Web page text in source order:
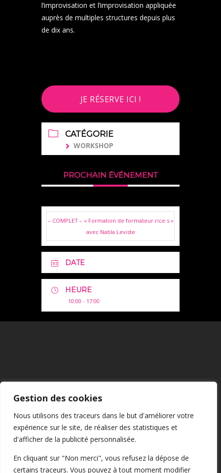
Gestion des cookies
Nous utilisons des traceurs dans le but d'améliorer votre
expérience sur le site, de réaliser des statistiques et
d'afficher de la publicité personnalisée.
En cliquant sur "Non merci", vous refusez la dépose de
certains traceurs. Vous pouvez à tout moment modifier
l’improvisation et l’improvisation appliquée
auprès de multiples structures depuis plus
de dix ans.
JE RÉSERVE ICI !
CATÉGORIE
WORKSHOP
PROCHAIN ÉVÉNEMENT
– COMPLET – « Formation de formateur.rice.s »
avec Nabla Leviste
DATE
HEURE
10:00 - 17:00
CGU
Confidentialité